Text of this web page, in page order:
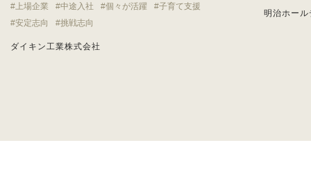
上場企業 中途入社 個々が活躍
子育て支援
安定志向
挑戦志向
ダイキン工業株式会社
明治ホー